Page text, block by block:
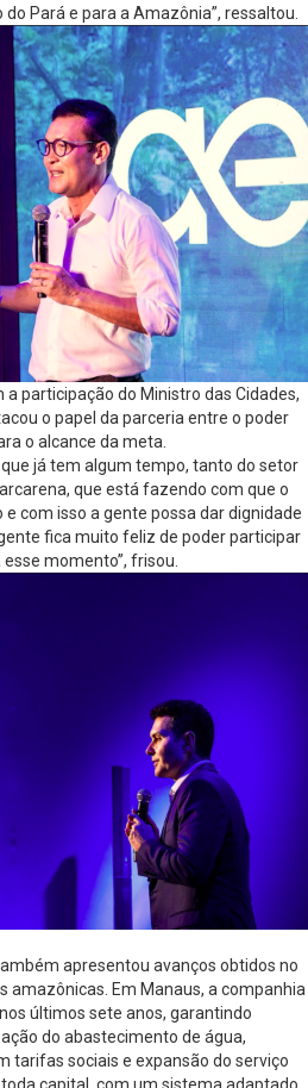
Pará e para a Amazônia”, ressaltou.
participação do Ministro das Cidades,
o papel da parceria entre o poder
o alcance da meta.
já tem algum tempo, tanto do setor
que está fazendo com que o
com isso a gente possa dar dignidade
fica muito feliz de poder participar
momento”, frisou.
apresentou avanços obtidos no
amazônicas. Em Manaus, a companhia
últimos sete anos, garantindo
do abastecimento de água,
tarifas sociais e expansão do serviço
capital, com um sistema adaptado